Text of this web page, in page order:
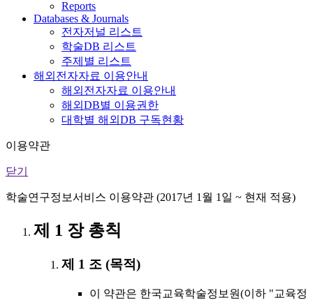
Reports
Databases & Journals
전자저널 리스트
학술DB 리스트
주제별 리스트
해외전자자료 이용안내
해외전자자료 이용안내
해외DB별 이용권한
대학별 해외DB 구독현황
이용약관
닫기
학술연구정보서비스 이용약관 (2017년 1월 1일 ~ 현재 적용)
제 1 장 총칙
제 1 조 (목적)
이 약관은 한국교육학술정보원(이하 "교육정